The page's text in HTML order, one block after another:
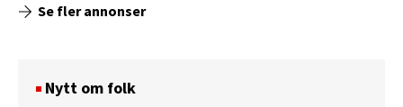
Se fler annonser
Nytt om folk